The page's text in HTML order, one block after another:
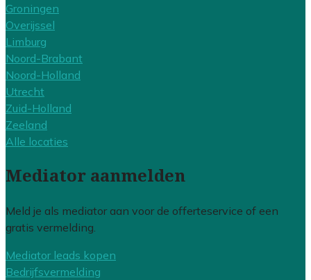
Groningen
Overijssel
Limburg
Noord-Brabant
Noord-Holland
Utrecht
Zuid-Holland
Zeeland
Alle locaties
Mediator aanmelden
Meld je als mediator aan voor de offerteservice of een
gratis vermelding.
Mediator leads kopen
Bedrijfsvermelding